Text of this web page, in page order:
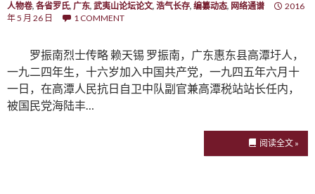
人物卷, 各省罗氏, 广东, 武夷山论坛论文, 浩气长存, 编纂动态, 网络通谱
2016
年 5 月 26 日
1 COMMENT
罗振南烈士传略 赖天锡 罗振南，广东惠东县高潭圩人，
一九二四年生，十六岁加入中国共产党，一九四五年六月十
一日，在高潭人民抗日自卫中队副官兼高潭税站站长任内，
被国民党海陆丰…
阅读全文 »